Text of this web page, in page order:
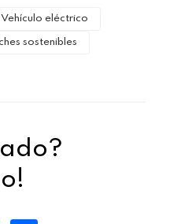
Vehículo eléctrico
sostenibles